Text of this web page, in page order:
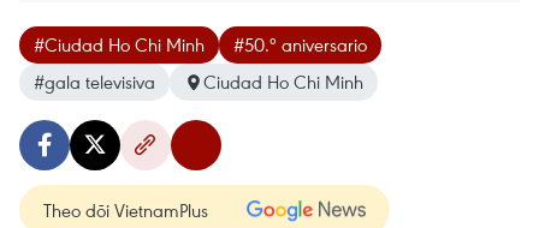
#Ciudad Ho Chi Minh
#50.º aniversario
#gala televisiva
Ciudad Ho Chi Minh
Theo dõi VietnamPlus